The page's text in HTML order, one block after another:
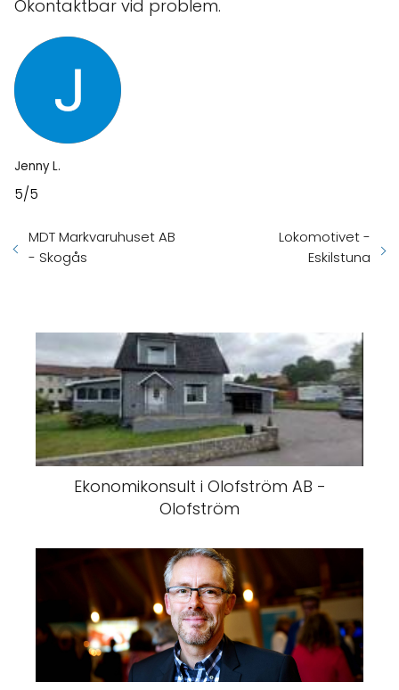
Okontaktbar vid problem.
Jenny L.
5/5
MDT Markvaruhuset AB
- Skogås
Lokomotivet -
Eskilstuna
Ekonomikonsult i Olofström AB -
Olofström